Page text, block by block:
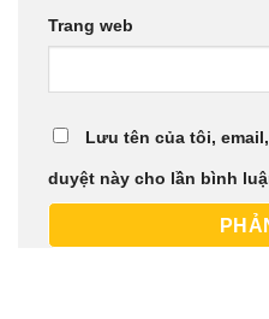
Trang web
Lưu tên của tôi,
duyệt này cho lần bình